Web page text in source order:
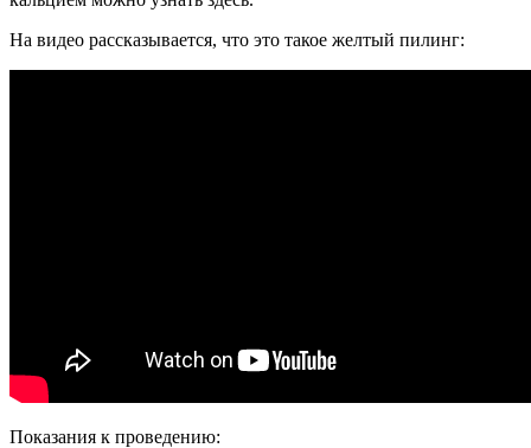
На видео рассказывается, что это такое желтый пилинг:
Показания к проведению: